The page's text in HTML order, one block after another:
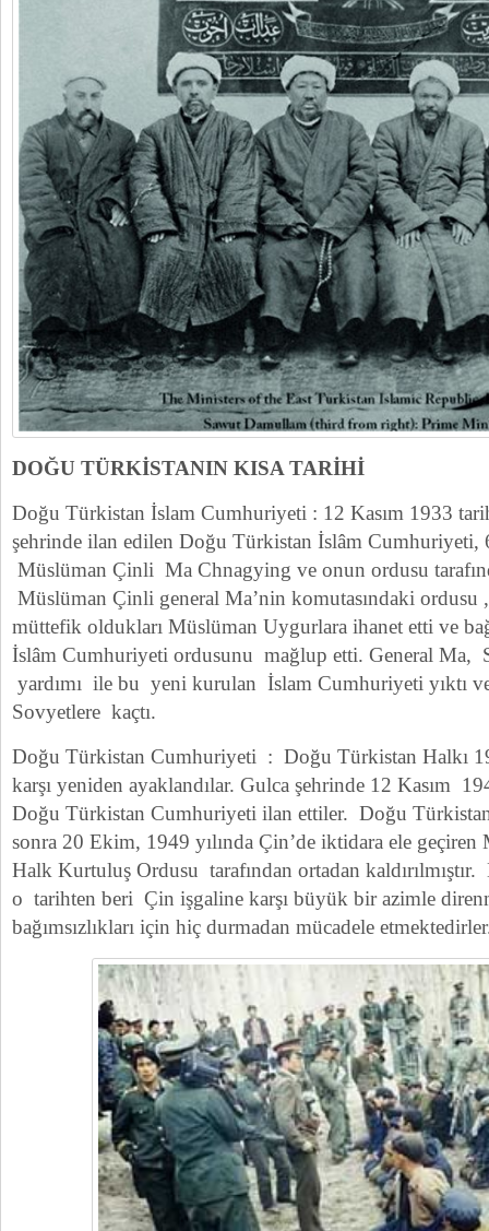
DOĞU TÜRKİSTANIN KISA TARİHİ
Doğu Türkistan İslam Cumhuriyeti : 12 Kasım 1933
şehrinde ilan edilen Doğu Türkistan İslâm Cumhuriyeti,
Müslüman Çinli Ma Chnagying ve onun ordusu
Müslüman Çinli general Ma’nin komutasındaki ordusu
müttefik oldukları Müslüman Uygurlara ihanet etti ve
İslâm Cumhuriyeti ordusunu mağlup etti. General Ma,
yardımı ile bu yeni kurulan İslam Cumhuriyeti yıktı
Sovyetlere kaçtı.
Doğu Türkistan Cumhuriyeti : Doğu Türkistan Halkı
karşı yeniden ayaklandılar. Gulca şehrinde 12 Kasım
Doğu Türkistan Cumhuriyeti ilan ettiler. Doğu
sonra 20 Ekim, 1949 yılında Çin’de iktidara ele
Halk Kurtuluş Ordusu tarafından ortadan
o tarihten beri Çin işgaline karşı büyük bir azimle
bağımsızlıkları için hiç durmadan mücadele